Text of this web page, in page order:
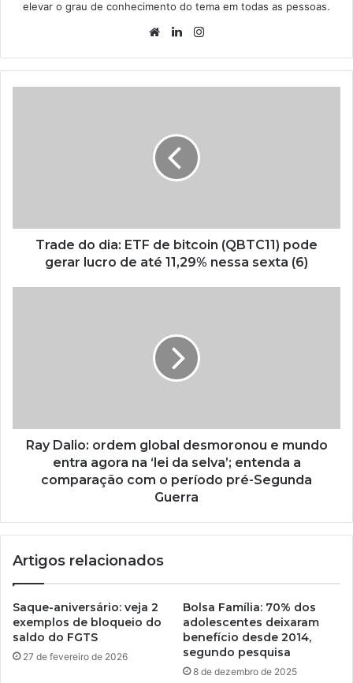
elevar o grau de conhecimento do tema em todas as pessoas.
WebsiteLinkedin
Trade do dia: ETF de bitcoin (QBTC11) pode
gerar lucro de até 11,29% nessa sexta (6)
Ray Dalio: ordem global desmoronou e mundo
entra agora na ‘lei da selva’; entenda a
comparação com o período pré-Segunda
Guerra
Artigos relacionados
Saque-aniversário: veja 2
exemplos de bloqueio do
saldo do FGTS
27 de fevereiro de 2026
Bolsa Família: 70% dos
adolescentes deixaram
benefício desde 2014,
segundo pesquisa
8 de dezembro de 2025